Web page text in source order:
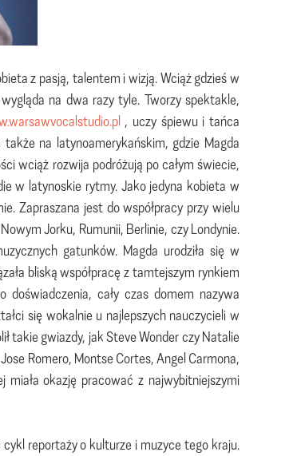
z pasją, talentem i wizją. Wciąż gdzieś w
na dwa razy tyle. Tworzy spektakle,
, uczy śpiewu i tańca
na latynoamerykańskim, gdzie Magda
wciąż rozwija podróżują po całym świecie,
w latynoskie rytmy. Jako jedyna kobieta w
Zapraszana jest do współpracy przy wielu
Jorku, Rumunii, Berlinie, czy Londynie.
gatunków. Magda urodziła się w
bliską współpracę z tamtejszym rynkiem
doświadczenia, cały czas domem nazywa
się wokalnie u najlepszych nauczycieli w
takie gwiazdy, jak Steve Wonder czy Natalie
Romero, Montse Cortes, Angel Carmona,
miała okazję pracować z najwybitniejszymi
reportaży o kulturze i muzyce tego kraju.